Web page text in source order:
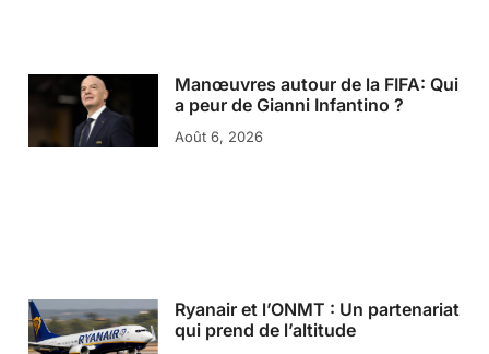
Manœuvres autour de la FIFA: Qui
a peur de Gianni Infantino ?
Août 6, 2026
Ryanair et l’ONMT : Un partenariat
qui prend de l’altitude